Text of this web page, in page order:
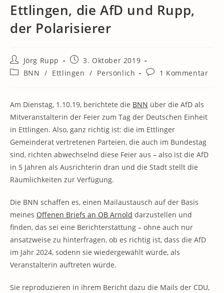
Ettlingen, die AfD und Rupp,
der Polarisierer
Beitrags-
Autor:
Jörg Rupp
Beitrag
veröffentlicht:
3. Oktober 2019
Beitrags-
BNN / Ettlingen / Persönlich
Beitrags-
1 Kommentar
Am Dienstag, 1.10.19, berichtete die BNN über die AfD als
Mitveranstalterin der Feier zum Tag der Deutschen Einheit
in Ettlingen. Also, ganz richtig ist: die im Ettlinger
Gemeinderat vertretenen Parteien, die auch im Bundestag
sind, richten abwechselnd diese Feier aus – also ist die AfD
in 5 Jahren als Ausrichterin dran und die Stadt stellt die
Räumlichkeiten zur Verfügung.
Die BNN schaffen es, einen Mailaustausch auf der Basis
meines Offenen Briefs an OB Arnold darzustellen und
finden, das sei eine Berichterstattung – ohne auch nur
ansatzweise zu hinterfragen, ob es richtig ist, dass die AfD
im Jahr 2024, sodenn sie wiedergewählt würde, als
Veranstalterin auftreten würde.
Sie reproduzieren in ihrem Bericht dazu die Mails der CDU,